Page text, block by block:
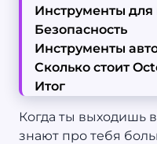
Инструменты
Безопасность
Инструменты
Сколько стоит
Итог
Когда ты выходишь
знают про тебя